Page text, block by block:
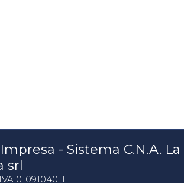
Impresa - Sistema C.N.A. La
srl
01091040111